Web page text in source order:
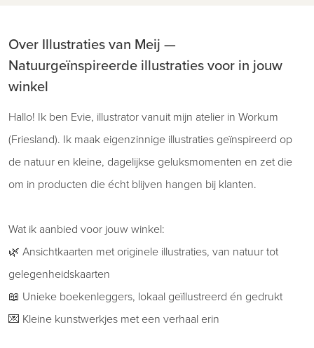
Over Illustraties van Meij —
Natuurgeïnspireerde illustraties voor in jouw
winkel
Hallo! Ik ben Evie, illustrator vanuit mijn atelier in Workum
(Friesland). Ik maak eigenzinnige illustraties geïnspireerd op
de natuur en kleine, dagelijkse geluksmomenten en zet die
om in producten die écht blijven hangen bij klanten.
Wat ik aanbied voor jouw winkel:
🌿 Ansichtkaarten met originele illustraties, van natuur tot
gelegenheidskaarten
📖 Unieke boekenleggers, lokaal geïllustreerd én gedrukt
💌 Kleine kunstwerkjes met een verhaal erin